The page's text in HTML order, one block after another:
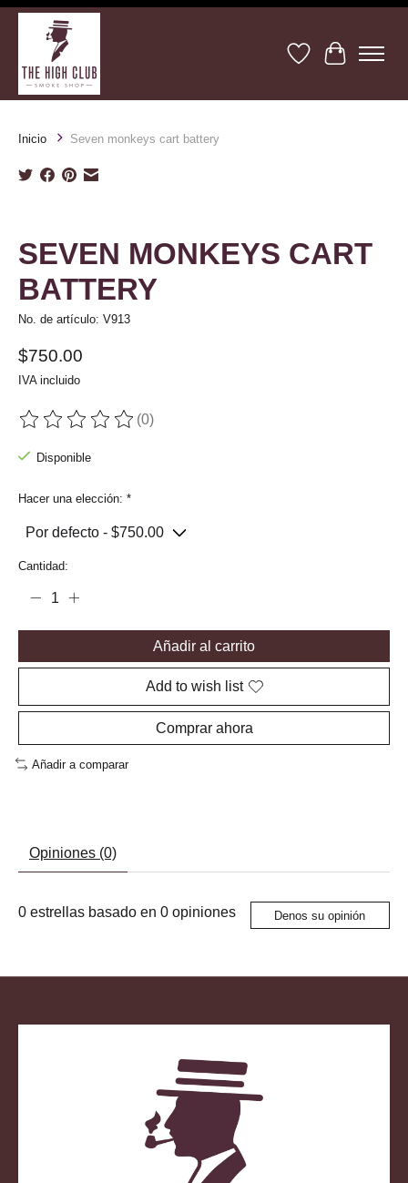
Lista de deseos
Cesta
Inicio Seven monkeys cart battery
SEVEN MONKEYS CART
BATTERY
No. de artículo: V913
$750.00
IVA incluido
The rating of this product is
(0)
Disponible
Hacer una elección: *
Cantidad:
Añadir al carrito
Add to wish list
Comprar ahora
Añadir a comparar
Opiniones (0)
0 estrellas basado en 0 opiniones Denos su opinión